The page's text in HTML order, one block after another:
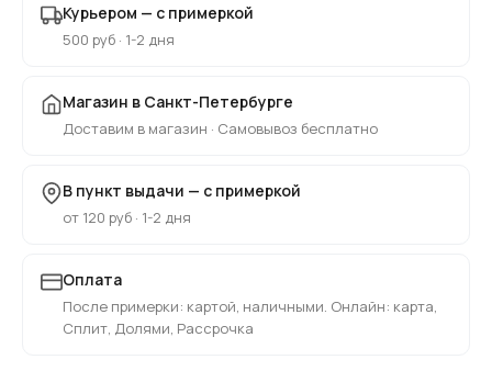
Курьером — с примеркой
500 руб · 1-2 дня
Магазин в Санкт-Петербурге
Доставим в магазин · Самовывоз бесплатно
В пункт выдачи — с примеркой
от 120 руб · 1-2 дня
Оплата
После примерки: картой, наличными. Онлайн: карта,
Сплит, Долями, Рассрочка